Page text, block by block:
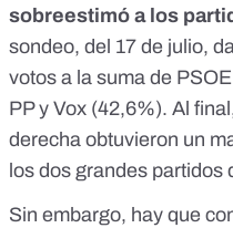
sobreestimó a los
sondeo, del 17 de julio,
votos a la suma de
PP y Vox (42,6%). Al
derecha obtuvieron un
los dos grandes partidos
Sin embargo, hay que